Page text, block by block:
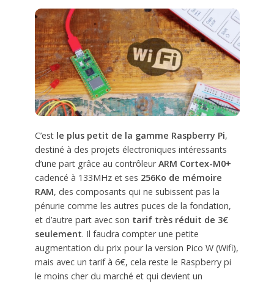
C’est le plus petit de la gamme Raspberry Pi,
destiné à des projets électroniques intéressants
d’une part grâce au contrôleurARM Cortex-M0+
cadencé à 133MHz et ses 256Ko de mémoire
RAM, des composants qui ne subissent pas la
pénurie comme les autres puces de la fondation,
et d’autre part avec son tarif très réduit de 3€
seulement. Il faudra compter une petite
augmentation du prix pour la version Pico W (Wifi),
mais avec un tarif à 6€, cela reste le Raspberry pi
le moins cher du marché et qui devient un